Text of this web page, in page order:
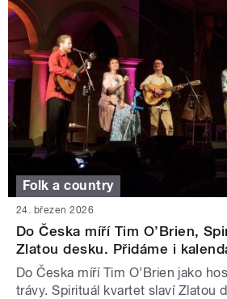
Folk a country
24. březen 2026
Do Česka míří Tim O’Brien,
Zlatou desku. Přidáme i
Do Česka míří Tim O’Brien jako
trávy. Spirituál kvartet slaví Zlatou